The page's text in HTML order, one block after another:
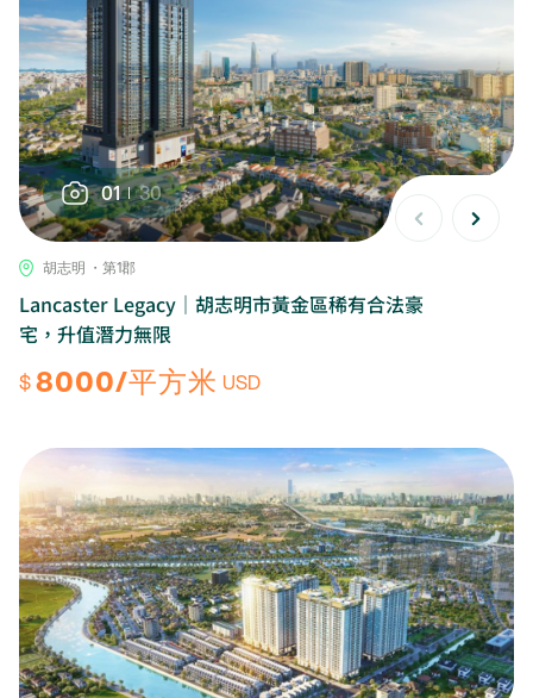
01 30
胡志明 ・第1郡
Lancaster Legacy｜胡志明市黃金區稀有合法豪
宅，升值潛力無限
$8000/平方米 USD